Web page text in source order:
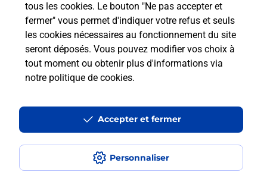
tous les cookies. Le bouton "Ne pas accepter et
fermer" vous permet d'indiquer votre refus et seuls
les cookies nécessaires au fonctionnement du site
seront déposés. Vous pouvez modifier vos choix à
tout moment ou obtenir plus d'informations via
notre politique de cookies.
Personnaliser
Accepter et fermer
ARGENTON SUR CREUSE
ARGENTON SUR CREUSE PDC1
Accessibilité : partiellement conforme
Conditions contractuelles
Mentions légales